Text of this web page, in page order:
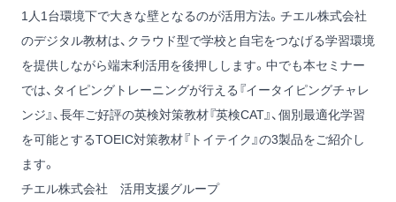
1人1台環境下で大きな壁となるのが活用方法。チエル株式会社
のデジタル教材は、クラウド型で学校と自宅をつなげる学習環境
を提供しながら端末利活用を後押しします。中でも本セミナー
では、タイピングトレーニングが行える『イータイピングチャレ
ンジ』、長年ご好評の英検対策教材『英検CAT』、個別最適化学習
を可能とするTOEIC対策教材『トイテイク』の3製品をご紹介し
ます。
チエル株式会社 活用支援グループ